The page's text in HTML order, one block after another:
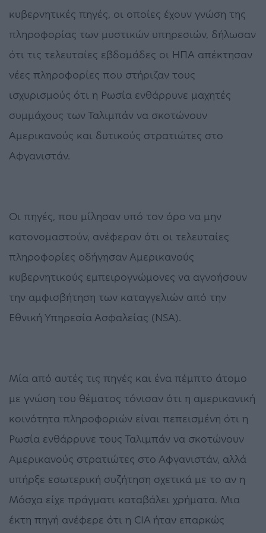
κυβερνητικές πηγές, οι οποίες έχουν γνώση της
πληροφορίας των μυστικών υπηρεσιών, δήλωσαν
ότι τις τελευταίες εβδομάδες οι ΗΠΑ απέκτησαν
νέες πληροφορίες που στήριζαν τους
ισχυρισμούς ότι η Ρωσία ενθάρρυνε μαχητές
συμμάχους των Ταλιμπάν να σκοτώνουν
Αμερικανούς και δυτικούς στρατιώτες στο
Αφγανιστάν.
Οι πηγές, που μίλησαν υπό τον όρο να μην
κατονομαστούν, ανέφεραν ότι οι τελευταίες
πληροφορίες οδήγησαν Αμερικανούς
κυβερνητικούς εμπειρογνώμονες να αγνοήσουν
την αμφισβήτηση των καταγγελιών από την
Εθνική Υπηρεσία Ασφαλείας (ΝSΑ).
Μία από αυτές τις πηγές και ένα πέμπτο άτομο
με γνώση του θέματος τόνισαν ότι η αμερικανική
κοινότητα πληροφοριών είναι πεπεισμένη ότι η
Ρωσία ενθάρρυνε τους Ταλιμπάν να σκοτώνουν
Αμερικανούς στρατιώτες στο Αφγανιστάν, αλλά
υπήρξε εσωτερική συζήτηση σχετικά με το αν η
Μόσχα είχε πράγματι καταβάλει χρήματα. Μια
έκτη πηγή ανέφερε ότι η CIA ήταν επαρκώς